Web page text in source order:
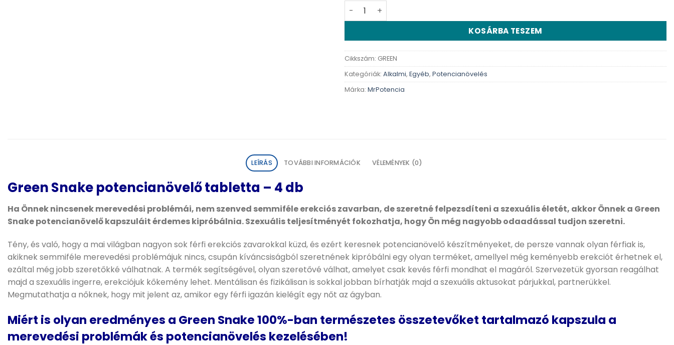
Green Snake - 4 db kapszula mennyiség
KOSÁRBA TESZEM
Cikkszám: GREEN
Kategóriák: Alkalmi, Egyéb, Potencianövelés
Márka: MrPotencia
LEÍRÁS TOVÁBBI INFORMÁCIÓK VÉLEMÉNYEK (0)
Green Snake potencianövelő tabletta – 4 db
Ha Önnek nincsenek merevedési problémái, nem szenved semmiféle erekciós zavarban, de szeretné felpezsdíteni a szexuális életét, akkor Önnek a Green
Snake potencianövelő kapszuláit érdemes kipróbálnia. Szexuális teljesítményét fokozhatja, hogy Ön még nagyobb odaadással tudjon szeretni.
Tény, és való, hogy a mai világban nagyon sok férfi erekciós zavarokkal küzd, és ezért keresnek potencianövelő készítményeket, de persze vannak olyan férfiak is,
akiknek semmiféle merevedési problémájuk nincs, csupán kíváncsiságból szeretnének kipróbálni egy olyan terméket, amellyel még keményebb erekciót érhetnek el,
ezáltal még jobb szeretőkké válhatnak. A termék segítségével, olyan szeretővé válhat, amelyet csak kevés férfi mondhat el magáról. Szervezetük gyorsan reagálhat
majd a szexuális ingerre, erekciójuk kőkemény lehet. Mentálisan és fizikálisan is sokkal jobban bírhatják majd a szexuális aktusokat párjukkal, partnerükkel.
Megmutathatja a nőknek, hogy mit jelent az, amikor egy férfi igazán kielégít egy nőt az ágyban.
Miért is olyan eredményes a Green Snake 100%-ban természetes összetevőket tartalmazó kapszula a
merevedési problémák és potencianövelés kezelésében!